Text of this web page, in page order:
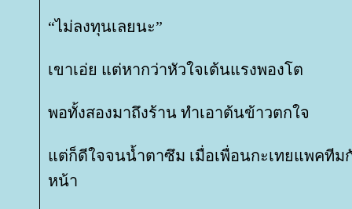
“ไม่ลงทุนเลยนะ”
เขาเอ่ย แต่หากว่าหัวใจเต้นแรงพองโต
พอทั้งสองมาถึงร้าน ทำเอาต้นข้าวตกใจ
ต่ก็ดีใจจนน้ำตาซึม เมื่อเพื่อนกะเทยแพคทีม
หน้า